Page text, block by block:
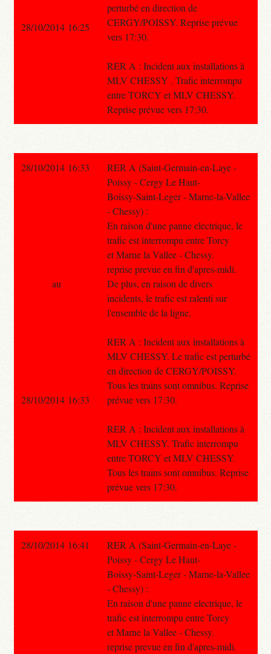
perturbé en direction de
CERGY/POISSY. Reprise prévue
vers 17:30.
RER A : Incident aux installations à
MLV CHESSY . Trafic interrompu
entre TORCY et MLV CHESSY.
Reprise prévue vers 17:30.
28/10/2014 16:25
28/10/2014 16:33
RER A (Saint-Germain-en-Laye -
Poissy - Cergy Le Haut-
Boissy-Saint-Leger - Marne-la-Vallee
- Chessy) :
En raison d'une panne electrique, le
trafic est interrompu entre Torcy
et Marne la Vallee - Chessy.
reprise prevue en fin d'apres-midi.
De plus, en raison de divers
incidents, le trafic est ralenti sur
l'ensemble de la ligne.
RER A : Incident aux installations à
MLV CHESSY. Le trafic est perturbé
en direction de CERGY/POISSY.
Tous les trains sont omnibus. Reprise
prévue vers 17:30.
RER A : Incident aux installations à
MLV CHESSY. Trafic interrompu
entre TORCY et MLV CHESSY.
Tous les trains sont omnibus. Reprise
prévue vers 17:30.
au
28/10/2014 16:33
28/10/2014 16:41
RER A (Saint-Germain-en-Laye -
Poissy - Cergy Le Haut-
Boissy-Saint-Leger - Marne-la-Vallee
- Chessy) :
En raison d'une panne electrique, le
trafic est interrompu entre Torcy
et Marne la Vallee - Chessy.
reprise prevue en fin d'apres-midi.